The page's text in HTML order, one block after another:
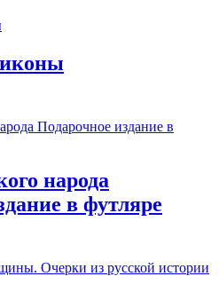
народа
в футляре